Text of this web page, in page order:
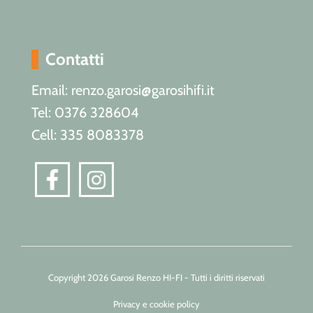
Contatti
Email: renzo.garosi@garosihifi.it
Tel: 0376 328604
Cell: 335 8083378
Copyright 2026 Garosi Renzo HI-FI - Tutti i diritti riservati
Privacy e cookie policy